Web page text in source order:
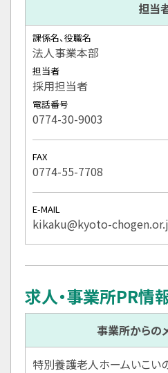
担当
課係名、役職名
法人事業本部
担当者
採用担当者
電話番号
0774-30-9003
FAX
0774-55-7708
E-MAIL
kikaku@kyoto-
求人・事業所PR情
事業所からの
特別養護老人ホームいこい